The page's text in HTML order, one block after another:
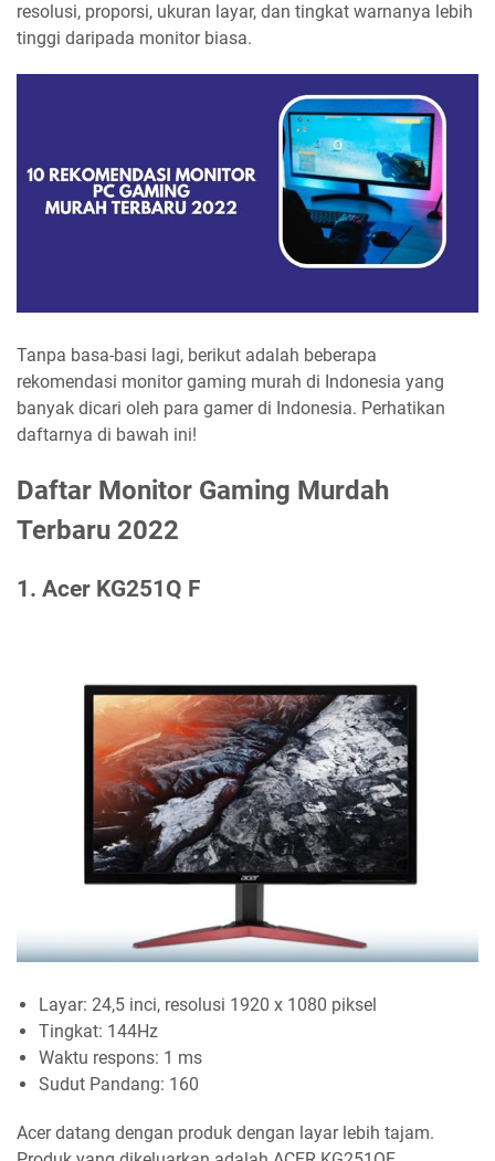
resolusi, proporsi, ukuran layar, dan tingkat warnanya lebih
tinggi daripada monitor biasa.
Tanpa basa-basi lagi, berikut adalah beberapa
rekomendasi monitor gaming murah di Indonesia yang
banyak dicari oleh para gamer di Indonesia. Perhatikan
daftarnya di bawah ini!
Daftar Monitor Gaming Murdah
Terbaru 2022
1. Acer KG251Q F
Layar: 24,5 inci, resolusi 1920 x 1080 piksel
Tingkat: 144Hz
Waktu respons: 1 ms
Sudut Pandang: 160
Acer datang dengan produk dengan layar lebih tajam.